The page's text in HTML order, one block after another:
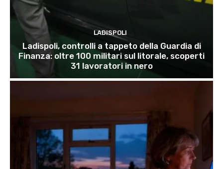
LADISPOLI
Ladispoli, controlli a tappeto della Guardia di
Finanza: oltre 100 militari sul litorale, scoperti
31 lavoratori in nero